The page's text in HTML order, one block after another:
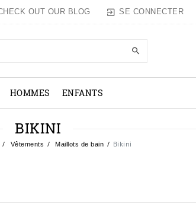
OUT OUR BLOG SE CONNECTER
HOMMES ENFANTS
BIKINI
Vêtements Maillots de bain Bikini